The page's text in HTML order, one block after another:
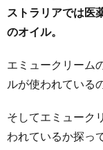
ストラリアでは医
のオイル。
エミュークリーム
ルが使われている
そしてエミューク
われているか探っ